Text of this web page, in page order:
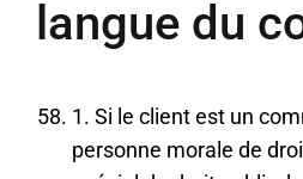
langue du
1. Si le client est un
personne morale de